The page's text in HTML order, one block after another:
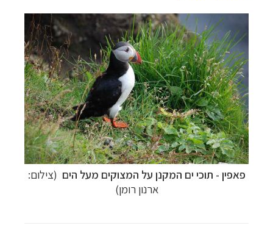
פאפין - תוכי ים המקנן על המצוקים מעל הים (צילום:
ארנון רומן)